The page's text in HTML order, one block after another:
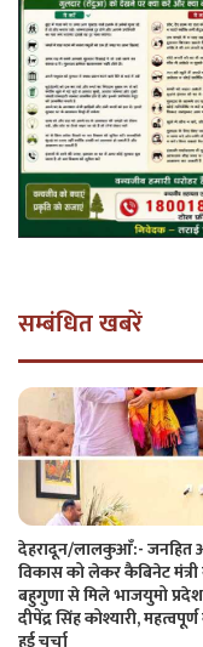
सम्बंधित खबरें
देहरादून/लालकुआँ:- जनहित
विकास को लेकर कैबिनेट
बहुगुणा से मिले भाजयुमो प्रदेश
दीपेंद्र सिंह कोश्यारी, महत्वपूर्ण
हुई चर्चा